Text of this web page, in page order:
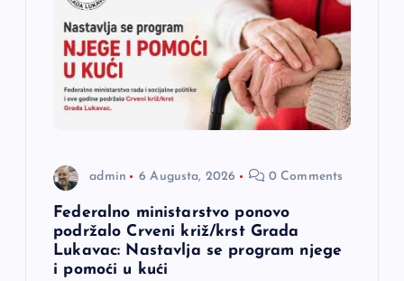
admin 6 Augusta, 2026 0 Comments
Federalno ministarstvo ponovo
podržalo Crveni križ/krst Grada
Lukavac: Nastavlja se program njege
i pomoći u kući